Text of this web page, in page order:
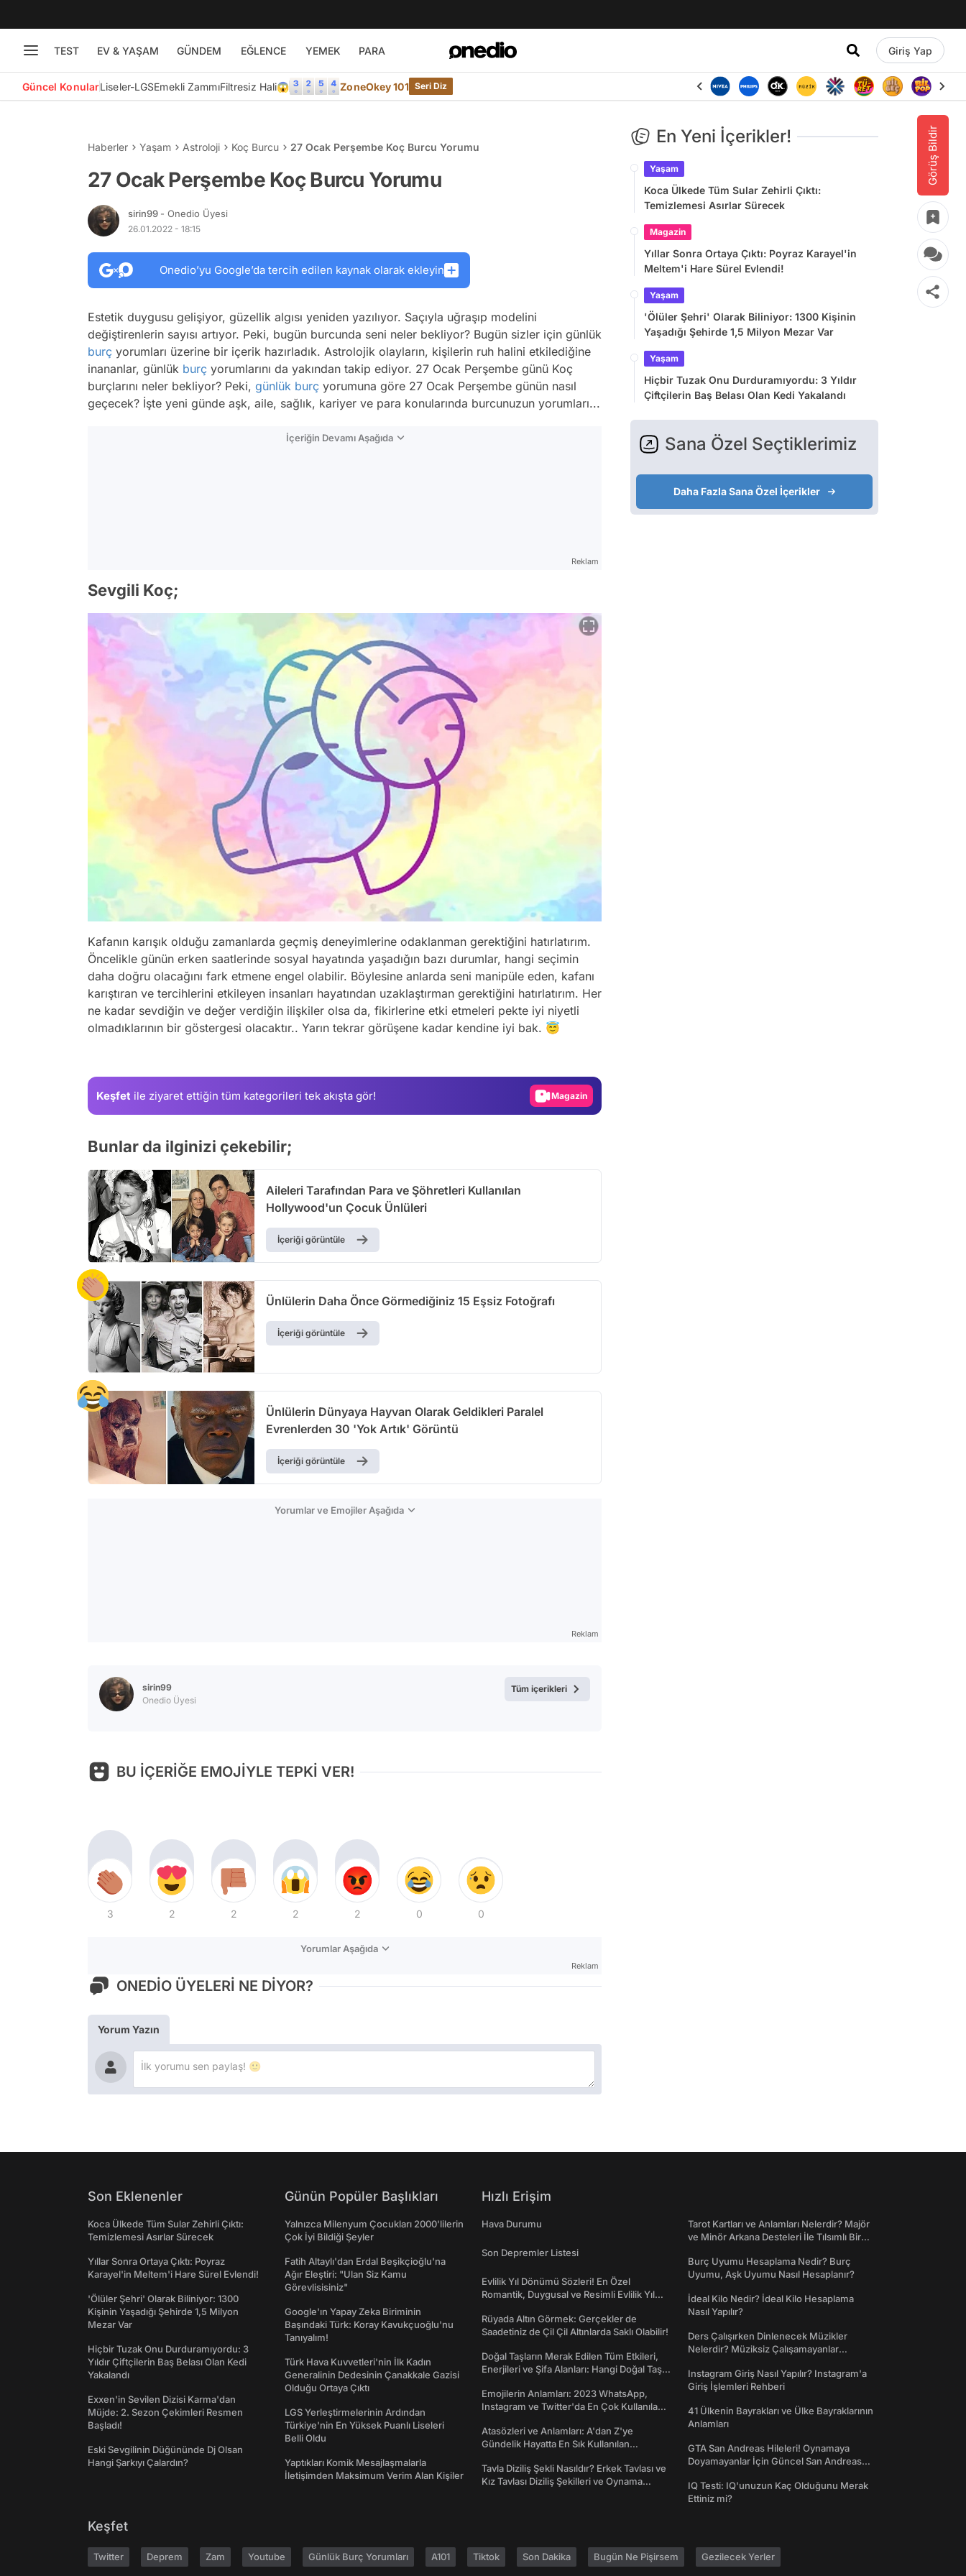
TEST EV & YAŞAM GÜNDEM EĞLENCE YEMEK PARA Giriş Yap
Güncel KonularLiseler-LGSEmekli ZammıFiltresiz Hali😱 ZoneOkey 101 Seri Diz
Görüş Bildir
Haberler Yaşam Astroloji Koç Burcu 27 Ocak Perşembe Koç Burcu Yorumu
27 Ocak Perşembe Koç Burcu Yorumu
sirin99 - Onedio Üyesi
26.01.2022 - 18:15
Onedio’yu Google’da tercih edilen kaynak olarak ekleyin
Estetik duygusu gelişiyor, güzellik algısı yeniden yazılıyor. Saçıyla uğraşıp modelini
değiştirenlerin sayısı artıyor. Peki, bugün burcunda seni neler bekliyor? Bugün sizler için günlük
burç yorumları üzerine bir içerik hazırladık. Astrolojik olayların, kişilerin ruh halini etkilediğine
inananlar, günlük burç yorumlarını da yakından takip ediyor. 27 Ocak Perşembe günü Koç
burçlarını neler bekliyor? Peki, günlük burç yorumuna göre 27 Ocak Perşembe günün nasıl
geçecek? İşte yeni günde aşk, aile, sağlık, kariyer ve para konularında burcunuzun yorumları...
İçeriğin Devamı Aşağıda
Reklam
Sevgili Koç;
Kafanın karışık olduğu zamanlarda geçmiş deneyimlerine odaklanman gerektiğini hatırlatırım.
Öncelikle günün erken saatlerinde sosyal hayatında yaşadığın bazı durumlar, hangi seçimin
daha doğru olacağını fark etmene engel olabilir. Böylesine anlarda seni manipüle eden, kafanı
karıştıran ve tercihlerini etkileyen insanları hayatından uzaklaştırman gerektiğini hatırlatırım. Her
ne kadar sevdiğin ve değer verdiğin ilişkiler olsa da, fikirlerine etki etmeleri pekte iyi niyetli
olmadıklarının bir göstergesi olacaktır.. Yarın tekrar görüşene kadar kendine iyi bak. 😇
Keşfet ile ziyaret ettiğin tüm kategorileri tek akışta gör! Magazin
Bunlar da ilginizi çekebilir;
Aileleri Tarafından Para ve Şöhretleri Kullanılan
Hollywood'un Çocuk Ünlüleri
İçeriği görüntüle
Ünlülerin Daha Önce Görmediğiniz 15 Eşsiz Fotoğrafı
İçeriği görüntüle
Ünlülerin Dünyaya Hayvan Olarak Geldikleri Paralel
Evrenlerden 30 'Yok Artık' Görüntü
İçeriği görüntüle
Yorumlar ve Emojiler Aşağıda
Reklam
sirin99
Onedio Üyesi
Tüm içerikleri
BU İÇERİĞE EMOJİYLE TEPKİ VER!
3 2 2 2 2 0 0
Yorumlar Aşağıda
Reklam
ONEDİO ÜYELERİ NE DİYOR?
Yorum Yazın
En Yeni İçerikler!
Yaşam
Koca Ülkede Tüm Sular Zehirli Çıktı:
Temizlemesi Asırlar Sürecek
Magazin
Yıllar Sonra Ortaya Çıktı: Poyraz Karayel'in
Meltem'i Hare Sürel Evlendi!
Yaşam
'Ölüler Şehri' Olarak Biliniyor: 1300 Kişinin
Yaşadığı Şehirde 1,5 Milyon Mezar Var
Yaşam
Hiçbir Tuzak Onu Durduramıyordu: 3 Yıldır
Çiftçilerin Baş Belası Olan Kedi Yakalandı
Sana Özel Seçtiklerimiz
Daha Fazla Sana Özel İçerikler
Son Eklenenler
Koca Ülkede Tüm Sular Zehirli Çıktı:
Temizlemesi Asırlar Sürecek
Yıllar Sonra Ortaya Çıktı: Poyraz
Karayel'in Meltem'i Hare Sürel Evlendi!
'Ölüler Şehri' Olarak Biliniyor: 1300
Kişinin Yaşadığı Şehirde 1,5 Milyon
Mezar Var
Hiçbir Tuzak Onu Durduramıyordu: 3
Yıldır Çiftçilerin Baş Belası Olan Kedi
Yakalandı
Exxen'in Sevilen Dizisi Karma'dan
Müjde: 2. Sezon Çekimleri Resmen
Başladı!
Eski Sevgilinin Düğününde Dj Olsan
Hangi Şarkıyı Çalardın?
Günün Popüler Başlıkları
Yalnızca Milenyum Çocukları 2000'lilerin
Çok İyi Bildiği Şeyler
Fatih Altaylı'dan Erdal Beşikçioğlu'na
Ağır Eleştiri: "Ulan Siz Kamu
Görevlisisiniz"
Google'ın Yapay Zeka Biriminin
Başındaki Türk: Koray Kavukçuoğlu'nu
Tanıyalım!
Türk Hava Kuvvetleri'nin İlk Kadın
Generalinin Dedesinin Çanakkale Gazisi
Olduğu Ortaya Çıktı
LGS Yerleştirmelerinin Ardından
Türkiye'nin En Yüksek Puanlı Liseleri
Belli Oldu
Yaptıkları Komik Mesajlaşmalarla
İletişimden Maksimum Verim Alan Kişiler
Hızlı Erişim
Hava Durumu
Son Depremler Listesi
Evlilik Yıl Dönümü Sözleri! En Özel
Romantik, Duygusal ve Resimli Evlilik Yıl
Rüyada Altın Görmek: Gerçekler de
Saadetiniz de Çil Çil Altınlarda Saklı Olabilir!
Doğal Taşların Merak Edilen Tüm Etkileri,
Enerjileri ve Şifa Alanları: Hangi Doğal Taş
Emojilerin Anlamları: 2023 WhatsApp,
Instagram ve Twitter'da En Çok Kullanılan
Atasözleri ve Anlamları: A'dan Z'ye
Gündelik Hayatta En Sık Kullanılan
Tavla Diziliş Şekli Nasıldır? Erkek Tavlası ve
Kız Tavlası Diziliş Şekilleri ve Oynama
Tarot Kartları ve Anlamları Nelerdir? Majör
ve Minör Arkana Desteleri İle Tılsımlı Bir
Burç Uyumu Hesaplama Nedir? Burç
Uyumu, Aşk Uyumu Nasıl Hesaplanır?
İdeal Kilo Nedir? İdeal Kilo Hesaplama
Nasıl Yapılır?
Ders Çalışırken Dinlenecek Müzikler
Nelerdir? Müziksiz Çalışamayanlar
Instagram Giriş Nasıl Yapılır? Instagram'a
Giriş İşlemleri Rehberi
41 Ülkenin Bayrakları ve Ülke Bayraklarının
Anlamları
GTA San Andreas Hileleri! Oynamaya
Doyamayanlar İçin Güncel San Andreas
IQ Testi: IQ'unuzun Kaç Olduğunu Merak
Ettiniz mi?
Keşfet
Twitter Deprem Zam Youtube Günlük Burç Yorumları A101 Tiktok Son Dakika Bugün Ne Pişirsem Gezilecek Yerler